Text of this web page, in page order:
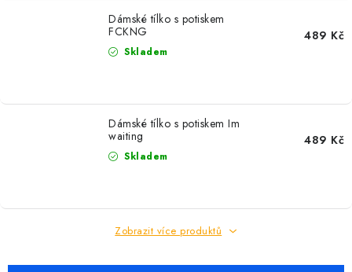
Dámské tílko s potiskem
FCKNG
Skladem
489 Kč
Dámské tílko s potiskem Im
waiting
Skladem
489 Kč
Zobrazit více produktů